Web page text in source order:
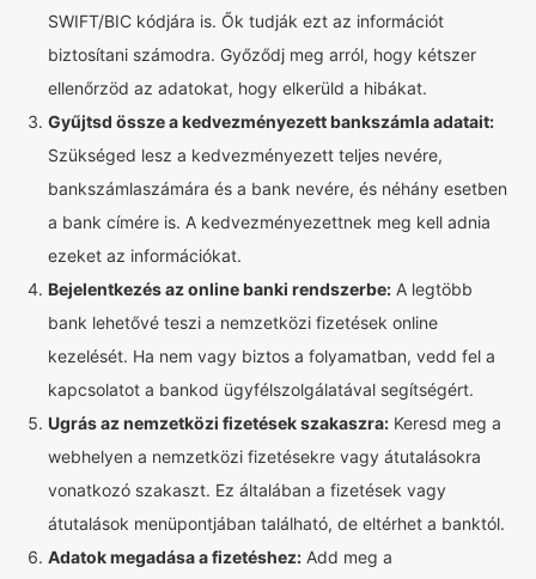
SWIFT/BIC kódjára is. Ők tudják ezt az információt
biztosítani számodra. Győződj meg arról, hogy kétszer
ellenőrzöd az adatokat, hogy elkerüld a hibákat.
Gyűjtsd össze a kedvezményezett bankszámla adatait:
Szükséged lesz a kedvezményezett teljes nevére,
bankszámlaszámára és a bank nevére, és néhány esetben
a bank címére is. A kedvezményezettnek meg kell adnia
ezeket az információkat.
Bejelentkezés az online banki rendszerbe: A legtöbb
bank lehetővé teszi a nemzetközi fizetések online
kezelését. Ha nem vagy biztos a folyamatban, vedd fel a
kapcsolatot a bankod ügyfélszolgálatával segítségért.
Ugrás az nemzetközi fizetések szakaszra: Keresd meg a
webhelyen a nemzetközi fizetésekre vagy átutalásokra
vonatkozó szakaszt. Ez általában a fizetések vagy
átutalások menüpontjában található, de eltérhet a banktól.
Adatok megadása a fizetéshez: Add meg a